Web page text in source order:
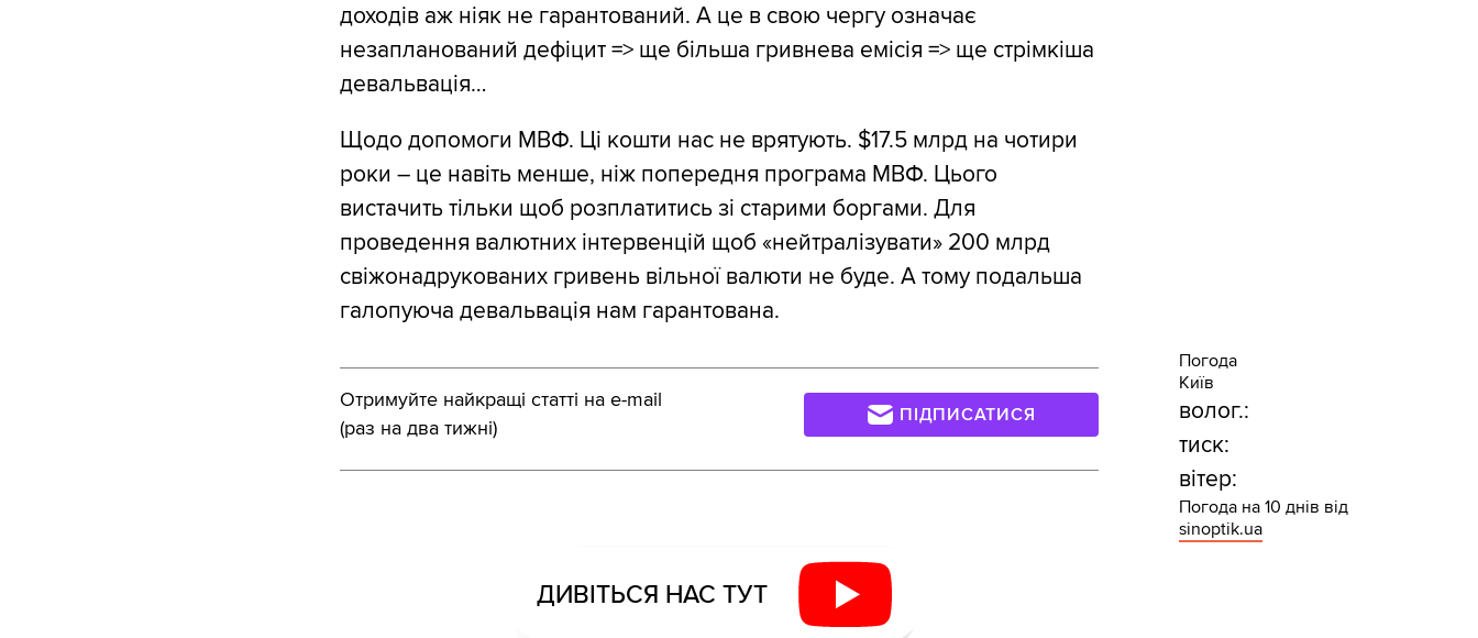
доходів аж ніяк не гарантований. А це в свою чергу означає
незапланований дефіцит => ще більша гривнева емісія => ще стрімкіша
девальвація…
Щодо допомоги МВФ. Ці кошти нас не врятують. $17.5 млрд на чотири
роки – це навіть менше, ніж попередня програма МВФ. Цього
вистачить тільки щоб розплатитись зі старими боргами. Для
проведення валютних інтервенцій щоб «нейтралізувати» 200 млрд
свіжонадрукованих гривень вільної валюти не буде. А тому подальша
галопуюча девальвація нам гарантована.
Отримуйте найкращі статті на e-mail
(раз на два тижні)
ПІДПИСАТИСЯ
ДИВІТЬСЯ НАС ТУТ
Погода
Київ
волог.:
тиск:
вітер:
Погода на 10 днів від
sinoptik.ua